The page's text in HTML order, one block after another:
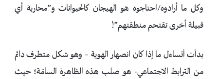
وكل ما أرادوه/احتاجوه هو الهيجان كالحيوانات و”محاربة أي
قبيلة أخرى تقتحم منطقتهم”!
بدأت أتساءل ما إذا كان انصهار الهوية – وهو شكل متطرف دائم
من الترابط الاجتماعي- هو صلب هذه الظاهرة السامّة؛ حيث